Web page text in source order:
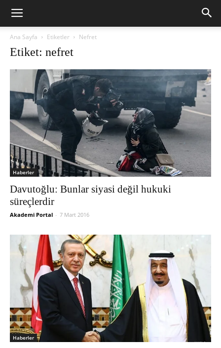
Ana Sayfa Etiketler Nefret
Etiket: nefret
Haberler
Davutoğlu: Bunlar siyasi değil hukuki
süreçlerdir
Akademi Portal - 7 Mart 2016
Haberler